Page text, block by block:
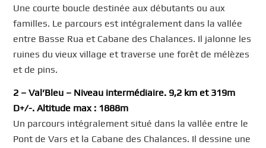
Une courte boucle destinée aux débutants ou aux
familles. Le parcours est intégralement dans la vallée
entre Basse Rua et Cabane des Chalances. Il jalonne les
ruines du vieux village et traverse une forêt de mélèzes
et de pins.
2 – Val’Bleu – Niveau intermédiaire. 9,2 km et 319m
D+/-. Altitude max : 1888m
Un parcours intégralement situé dans la vallée entre le
Pont de Vars et la Cabane des Chalances. Il dessine une